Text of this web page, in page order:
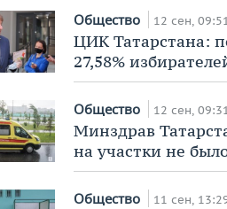
Общество 12 сен,
ЦИК Татарстана:
27,58%
Общество 12 сен,
Минздрав
на участки не
Общество 11 сен,